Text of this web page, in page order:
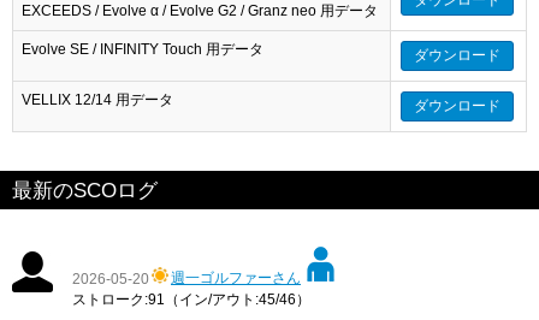
EXCEEDS / Evolve α / Evolve G2 / Granz neo 用データ
Evolve SE / INFINITY Touch 用データ ダウンロード
VELLIX 12/14 用データ ダウンロード
最新のSCOログ
2026-05-20
週一ゴルファーさん
ストローク:91（イン/アウト:45/46）